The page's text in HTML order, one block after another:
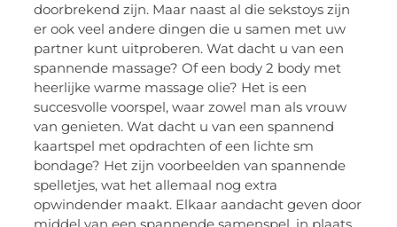
doorbrekend zijn. Maar naast al die sekstoys zijn
er ook veel andere dingen die u samen met uw
partner kunt uitproberen. Wat dacht u van een
spannende massage? Of een body 2 body met
heerlijke warme massage olie? Het is een
succesvolle voorspel, waar zowel man als vrouw
van genieten. Wat dacht u van een spannend
kaartspel met opdrachten of een lichte sm
bondage? Het zijn voorbeelden van spannende
spelletjes, wat het allemaal nog extra
opwindender maakt. Elkaar aandacht geven door